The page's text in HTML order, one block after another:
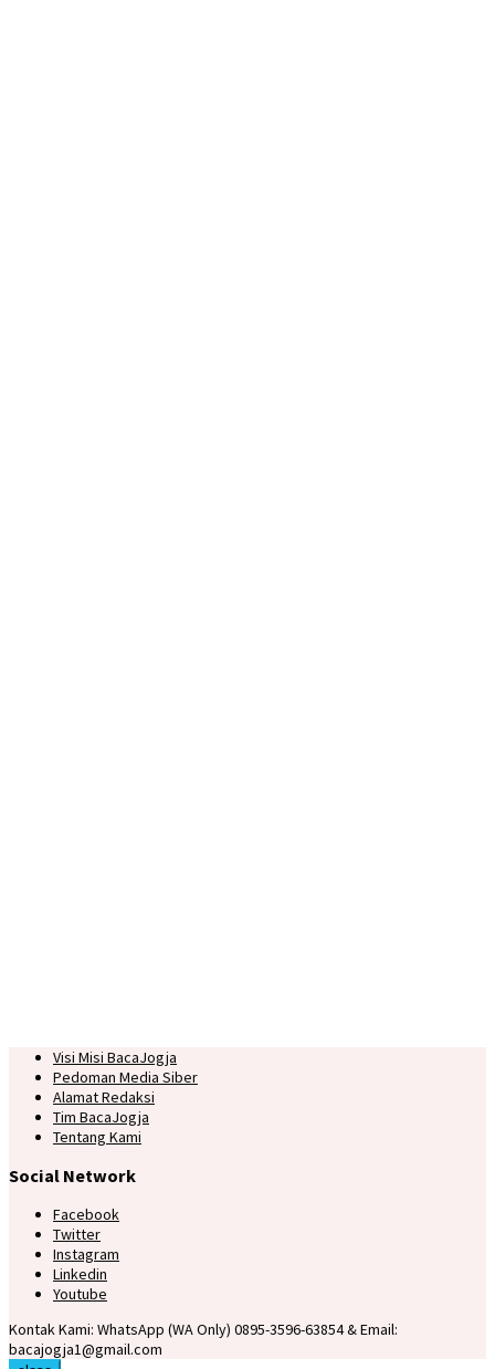
Visi Misi BacaJogja
Pedoman Media Siber
Alamat Redaksi
Tim BacaJogja
Tentang Kami
Social Network
Facebook
Twitter
Instagram
Linkedin
Youtube
Kontak Kami: WhatsApp (WA Only) 0895-3596-63854 & Email:
bacajogja1@gmail.com